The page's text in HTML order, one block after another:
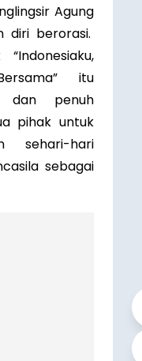
Agung
diri berorasi.
itu
dan penuh
pihak untuk
sehari-hari
sebagai